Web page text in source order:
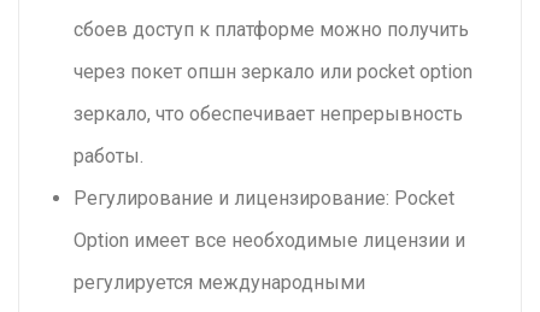
сбоев доступ к платформе можно получить
через покет опшн зеркало или pocket option
зеркало, что обеспечивает непрерывность
работы.
Регулирование и лицензирование: Pocket
Option имеет все необходимые лицензии и
регулируется международными